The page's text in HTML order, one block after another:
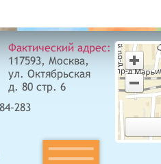
283
Фактический адрес:
117593, Москва,
ул. Октябрьская
д. 80 стр. 6